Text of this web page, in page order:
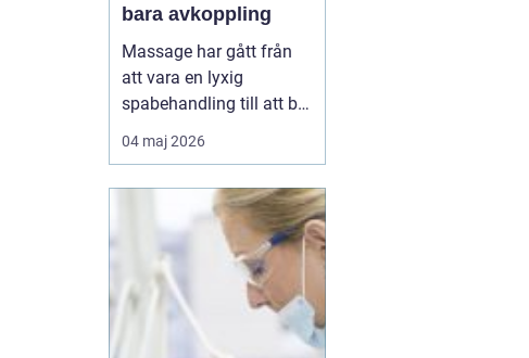
bara avkoppling
Massage har gått från
att vara en lyxig
spabehandling till att bli
en självklar del av
mångas vardagliga
visar att regelbunden
beröring kan sänka
stressnivåer, lindra
smärta och förbättra
sömnen. I en stad som
04 maj 2026